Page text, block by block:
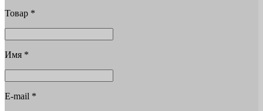
Товар *
Имя *
E-mail *